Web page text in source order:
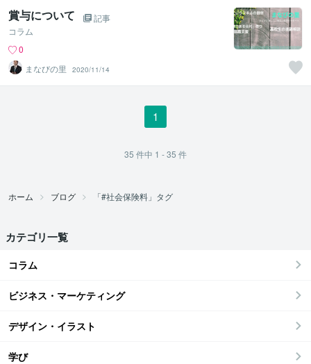
賞与について
記事
コラム
0
まなびの里
2020/11/14
1
35 件中 1 - 35 件
ホーム ブログ 「#社会保険料」タグ
カテゴリ一覧
コラム
ビジネス・マーケティング
デザイン・イラスト
学び